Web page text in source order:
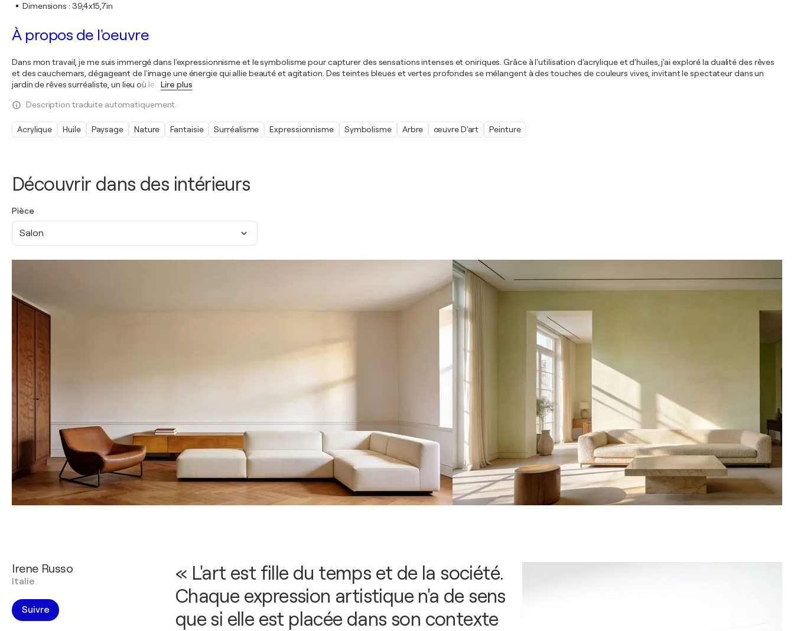
Découvrir dans des intérieurs
Pièce
Salon
Dimensions : 39,4x15,7in
À propos de l'oeuvre
Dans mon travail, je me suis immergé dans l'expressionnisme et le symbolisme pour capturer des sensations intenses et oniriques. Grâce à l'utilisation d'acrylique et d'huiles, j'ai exploré la dualité des rêves
et des cauchemars, dégageant de l'image une énergie qui allie beauté et agitation. Des teintes bleues et vertes profondes se mélangent à des touches de couleurs vives, invitant le spectateur dans un
jardin de rêves surréaliste, un lieu où le
Lire plus
Description traduite automatiquement.
Acrylique Huile Paysage Nature Fantaisie Surréalisme Expressionnisme Symbolisme Arbre œuvre D'art Peinture
Irene Russo
Italie
Suivre
« L'art est fille du temps et de la société.
Chaque expression artistique n'a de sens
que si elle est placée dans son contexte